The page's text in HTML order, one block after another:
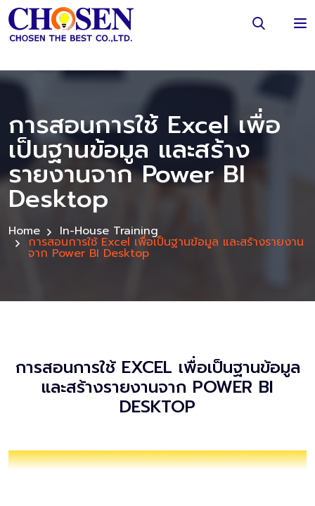
การสอนการใช้ Excel เพื่อ
เป็นฐานข้อมูล และสร้าง
รายงานจาก Power BI
Desktop
Home In-House Training
การสอนการใช้ Excel เพื่อเป็นฐานข้อมูล และสร้างรายงาน
จาก Power BI Desktop
การสอนการใช้ EXCEL เพื่อเป็นฐานข้อมูล
และสร้างรายงานจาก POWER BI
DESKTOP